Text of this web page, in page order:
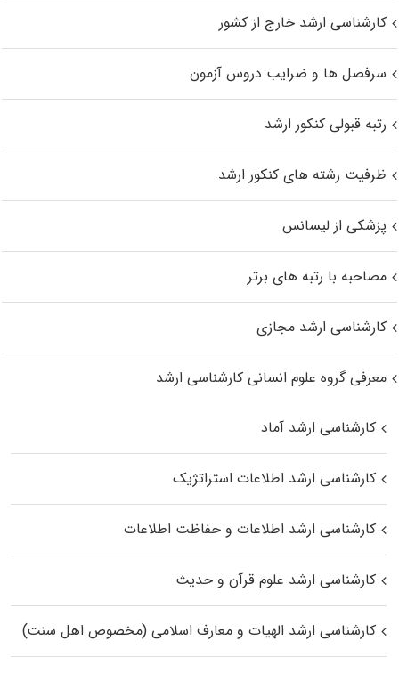
کارشناسی ارشد خارج از کشور
سرفصل ها و ضرایب دروس آزمون
رتبه قبولی کنکور ارشد
ظرفیت رشته های کنکور ارشد
پزشکی از لیسانس
مصاحبه با رتبه های برتر
کارشناسی ارشد مجازی
معرفی گروه علوم انسانی کارشناسی ارشد
کارشناسی ارشد آماد
کارشناسی ارشد اطلاعات استراتژیک
کارشناسی ارشد اطلاعات و حفاظت اطلاعات
کارشناسی ارشد علوم قرآن و حدیث
کارشناسی ارشد الهیات و معارف اسلامی (مخصوص اهل سنت)